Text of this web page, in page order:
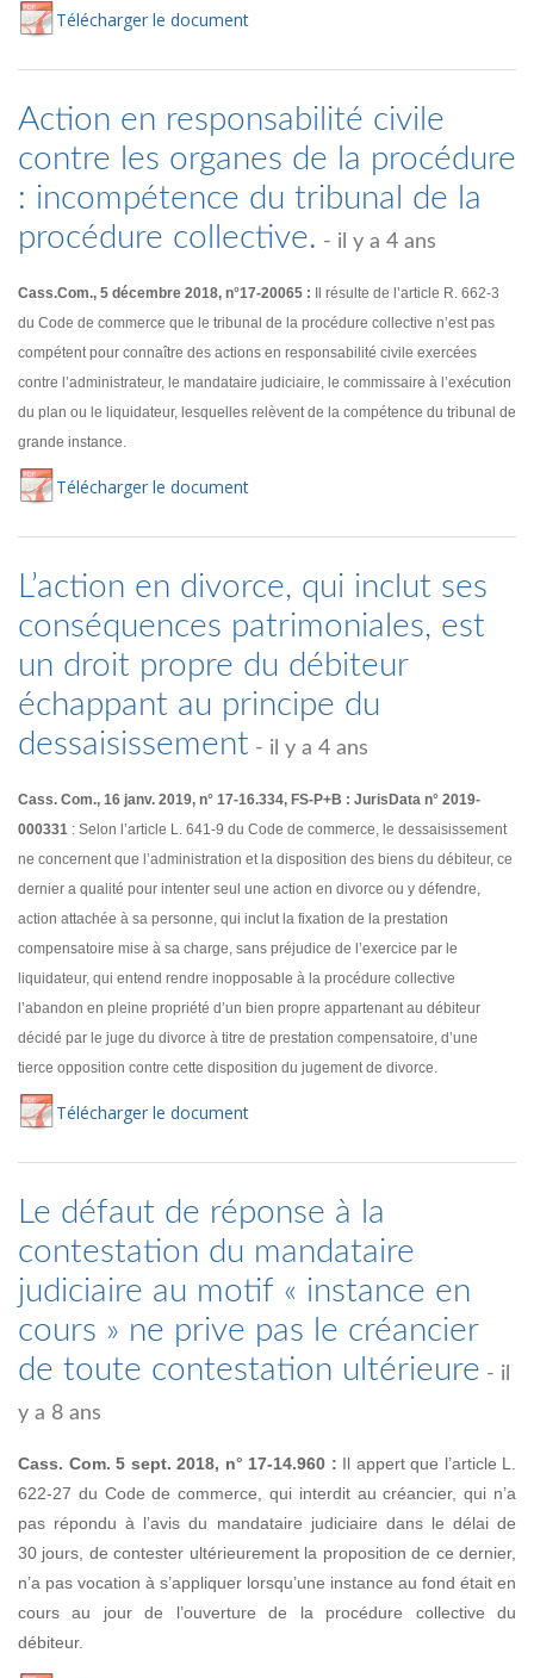
Télécharger le document
Action en responsabilité civile
contre les organes de la procédure
: incompétence du tribunal de la
procédure collective. - il y a 4 ans
Cass.Com., 5 décembre 2018, n°17-20065 :
Il résulte de l’article R. 662-3
du Code de commerce que le tribunal de la procédure collective n’est pas
compétent pour connaître des actions en responsabilité civile exercées
contre l’administrateur, le mandataire judiciaire, le commissaire à l’exécution
du plan ou le liquidateur, lesquelles relèvent de la compétence du tribunal de
grande instance.
Télécharger le document
L’action en divorce, qui inclut ses
conséquences patrimoniales, est
un droit propre du débiteur
échappant au principe du
dessaisissement - il y a 4 ans
Cass. Com., 16 janv. 2019, n° 17-16.334, FS-P+B : JurisData n° 2019-
000331 : Selon l’article L. 641-9 du Code de commerce, le dessaisissement
ne concernent que l’administration et la disposition des biens du débiteur, ce
dernier a qualité pour intenter seul une action en divorce ou y défendre,
action attachée à sa personne, qui inclut la fixation de la prestation
compensatoire mise à sa charge, sans préjudice de l’exercice par le
liquidateur, qui entend rendre inopposable à la procédure collective
l’abandon en pleine propriété d’un bien propre appartenant au débiteur
décidé par le juge du divorce à titre de prestation compensatoire, d’une
tierce opposition contre cette disposition du jugement de divorce.
Télécharger le document
Le défaut de réponse à la
contestation du mandataire
judiciaire au motif « instance en
cours » ne prive pas le créancier
de toute contestation ultérieure - il
y a 8 ans
Cass. Com. 5 sept. 2018, n° 17-14.960 : Il appert que l’article L.
622-27 du Code de commerce, qui interdit au créancier, qui n’a
pas répondu à l’avis du mandataire judiciaire dans le délai de
30 jours, de contester ultérieurement la proposition de ce dernier,
n’a pas vocation à s’appliquer lorsqu’une instance au fond était en
cours au jour de l’ouverture de la procédure collective du
débiteur.